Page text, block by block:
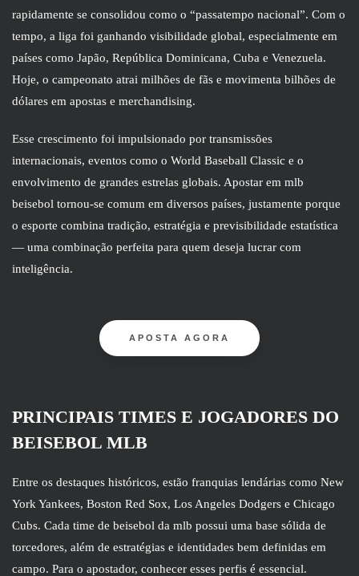
rapidamente se consolidou como o “passatempo nacional”. Com o
tempo, a liga foi ganhando visibilidade global, especialmente em
países como Japão, República Dominicana, Cuba e Venezuela.
Hoje, o campeonato atrai milhões de fãs e movimenta bilhões de
dólares em apostas e merchandising.
Esse crescimento foi impulsionado por transmissões
internacionais, eventos como o World Baseball Classic e o
envolvimento de grandes estrelas globais. Apostar em mlb
beisebol tornou-se comum em diversos países, justamente porque
o esporte combina tradição, estratégia e previsibilidade estatística
— uma combinação perfeita para quem deseja lucrar com
inteligência.
APOSTA AGORA
PRINCIPAIS TIMES E JOGADORES DO
BEISEBOL MLB
Entre os destaques históricos, estão franquias lendárias como New
York Yankees, Boston Red Sox, Los Angeles Dodgers e Chicago
Cubs. Cada time de beisebol da mlb possui uma base sólida de
torcedores, além de estratégias e identidades bem definidas em
campo. Para o apostador, conhecer esses perfis é essencial.